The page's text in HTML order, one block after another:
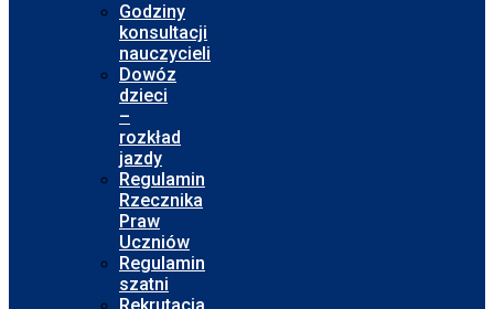
Godziny
konsultacji
nauczycieli
Dowóz
dzieci
–
rozkład
jazdy
Regulamin
Rzecznika
Praw
Uczniów
Regulamin
szatni